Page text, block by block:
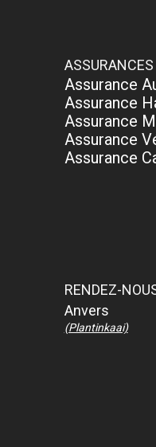
ASSURANCES
Assurance
Assurance
Assurance
Assurance
Assurance
RENDEZ-
Anvers
(Plantinkaai)